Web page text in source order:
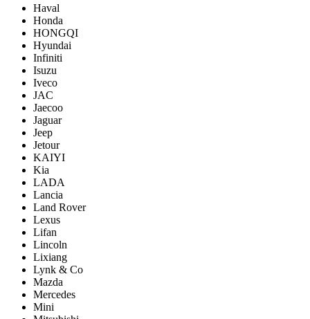
Haval
Honda
HONGQI
Hyundai
Infiniti
Isuzu
Iveco
JAC
Jaecoo
Jaguar
Jeep
Jetour
KAIYI
Kia
LADA
Lancia
Land Rover
Lexus
Lifan
Lincoln
Lixiang
Lynk & Co
Mazda
Mercedes
Mini